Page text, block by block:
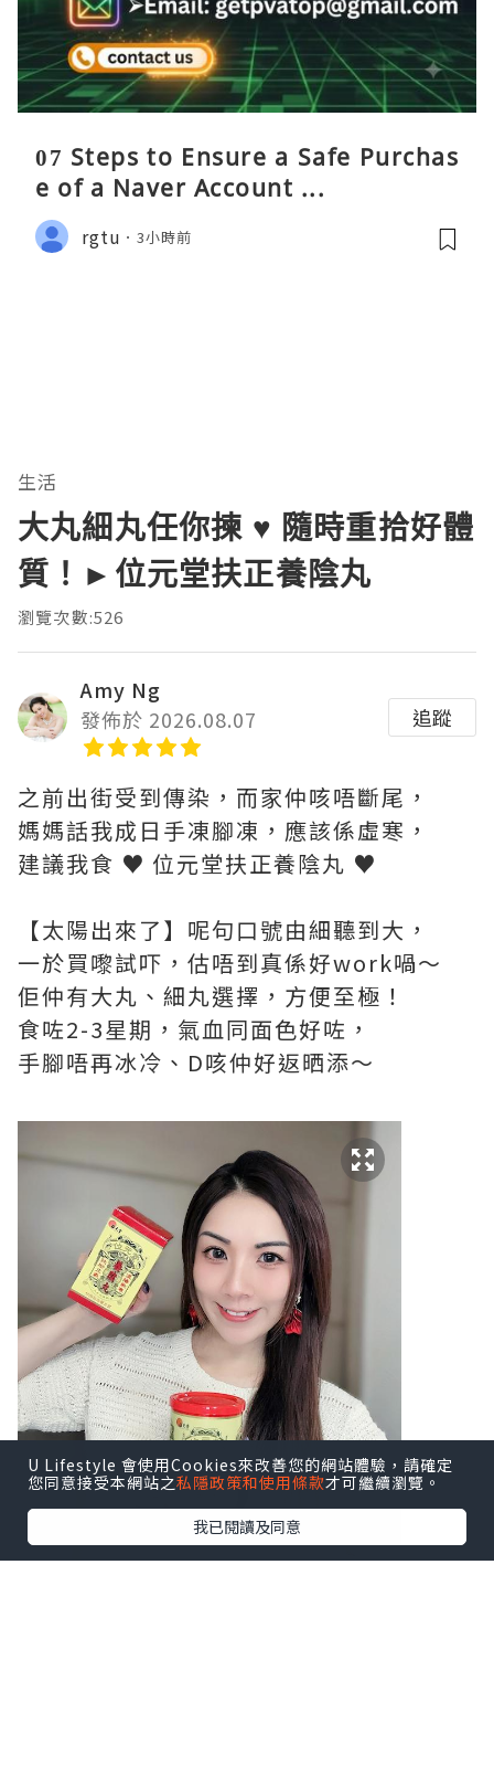
07 Steps to Ensure a Safe Purchas
e of a Naver Account ...
rgtu 3小時前
生活
大丸細丸任你揀 ♥ 隨時重拾好體
質！►位元堂扶正養陰丸
瀏覽次數:526
Amy Ng
發佈於 2026.08.07
追蹤
之前出街受到傳染，而家仲咳唔斷尾，
媽媽話我成日手凍腳凍，應該係虛寒，
建議我食 ♥ 位元堂扶正養陰丸 ♥
【太陽出來了】呢句口號由細聽到大，
一於買嚟試吓，估唔到真係好work喎～
佢仲有大丸、細丸選擇，方便至極！
食咗2-3星期，氣血同面色好咗，
手腳唔再冰冷、D咳仲好返晒添～
U Lifestyle 會使用Cookies來改善您的網站體驗，請確定
您同意接受本網站之私隱政策和使用條款才可繼續瀏覽。
我已閱讀及同意